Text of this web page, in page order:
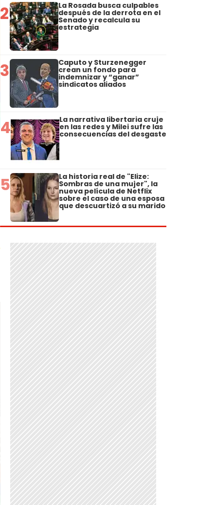
2 La Rosada busca culpables
después de la derrota en el
Senado y recalcula su
estrategia
3 Caputo y Sturzenegger
crean un fondo para
indemnizar y “ganar”
sindicatos aliados
4 La narrativa libertaria cruje
en las redes y Milei sufre las
consecuencias del desgaste
5 La historia real de "Elize:
Sombras de una mujer", la
nueva película de Netflix
sobre el caso de una esposa
que descuartizó a su marido